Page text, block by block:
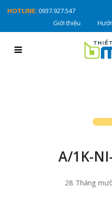
HOTLINE: 0937.927.547
Giới thiệu
A/1K-
28 Tháng